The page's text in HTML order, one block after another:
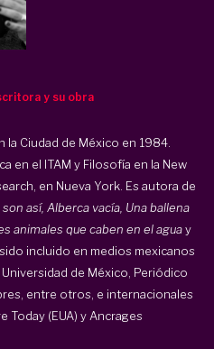
y su obra
la Ciudad de México en 1984.
en el ITAM y Filosofía en la New
en Nueva York. Es autora de
así, Alberca vacía, Una ballena
animales que caben en el aguay
sido incluido en medios mexicanos
de México, Periódico
entre otros, e internacionales
Today (EUA) y Ancrages